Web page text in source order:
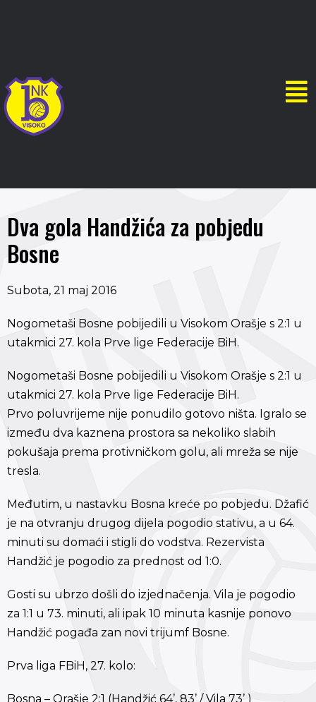
Dva gola Handžića za pobjedu
Bosne
Subota, 21 maj 2016
Nogometaši Bosne pobijedili u Visokom Orašje s 2:1 u
utakmici 27. kola Prve lige Federacije BiH.
Nogometaši Bosne pobijedili u Visokom Orašje s 2:1 u
utakmici 27. kola Prve lige Federacije BiH.
Prvo poluvrijeme nije ponudilo gotovo ništa. Igralo se
između dva kaznena prostora sa nekoliko slabih
pokušaja prema protivničkom golu, ali mreža se nije
tresla.
Međutim, u nastavku Bosna kreće po pobjedu. Džafić
je na otvranju drugog dijela pogodio stativu, a u 64.
minuti su domaći i stigli do vodstva. Rezervista
Handžić je pogodio za prednost od 1:0.
Gosti su ubrzo došli do izjednačenja. Vila je pogodio
za 1:1 u 73. minuti, ali ipak 10 minuta kasnije ponovo
Handžić pogađa zan novi trijumf Bosne.
Prva liga FBiH, 27. kolo:
Bosna – Orašje 2:1 (Handžić 64’, 83’ / Vila 73’ )